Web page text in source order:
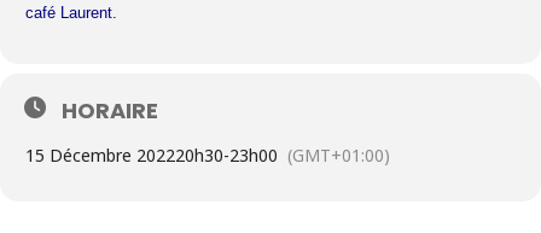
café Laurent.
HORAIRE
15 Décembre 202220h30-23h00 (GMT+01:00)